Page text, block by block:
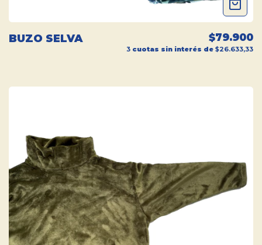
BUZO SELVA $79.900
3 cuotas sin interés de $26.633,33